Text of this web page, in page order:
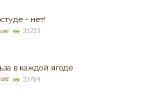
- нет!
31223
в каждой ягоде
23764